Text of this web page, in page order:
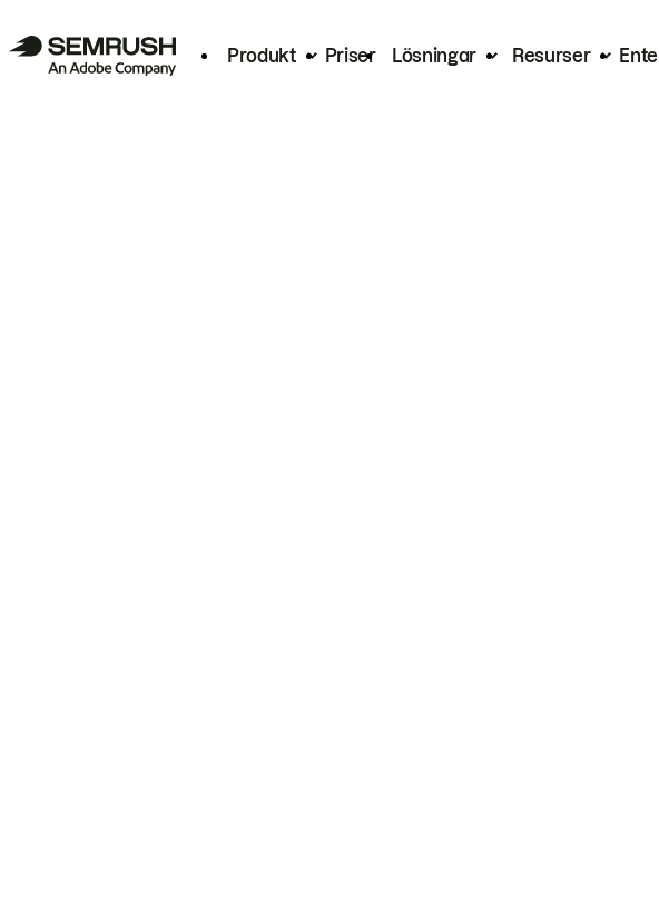
Produkt Priser Lösningar Resurser